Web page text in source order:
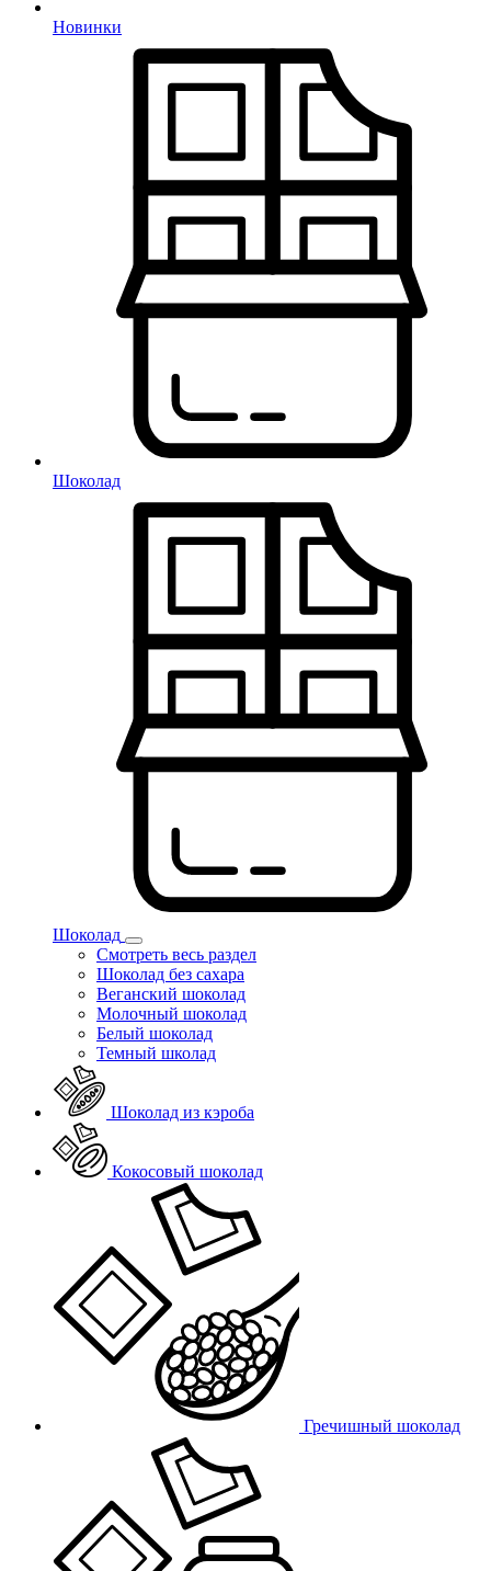
Новинки
Шоколад
Шоколад
Смотреть весь раздел
Шоколад без сахара
Веганский шоколад
Молочный шоколад
Белый шоколад
Темный школад
Шоколад из кэроба
Кокосовый шоколад
Гречишный шоколад